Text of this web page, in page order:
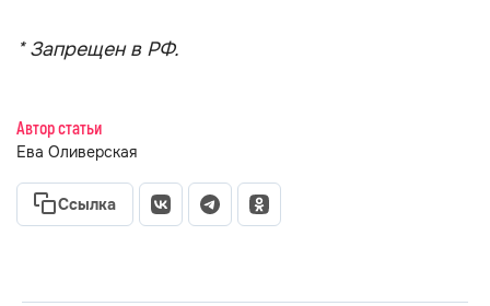
* Запрещен в РФ.
Автор статьи
Ева Оливерская
Ссылка